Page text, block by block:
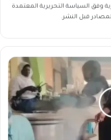
وفق السياسة التحريرية المعتمدة
قبل النشر.